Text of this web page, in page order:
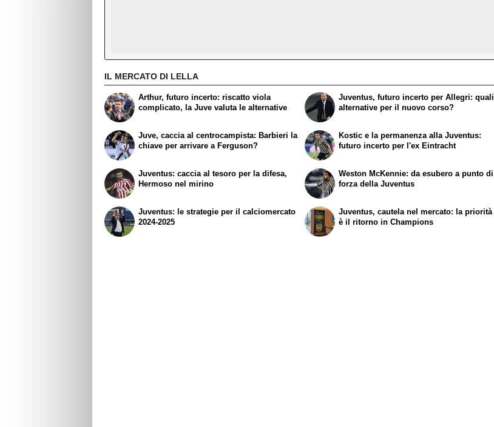
IL MERCATO DI LELLA
Arthur, futuro incerto: riscatto viola
complicato, la Juve valuta le alternative
Juve, caccia al centrocampista: Barbieri la
chiave per arrivare a Ferguson?
Juventus, futuro incerto per Allegri: quali
alternative per il nuovo corso?
Kostic e la permanenza alla Juventus:
futuro incerto per l'ex Eintracht
Juventus: caccia al tesoro per la difesa,
Hermoso nel mirino
Juventus: le strategie per il calciomercato
2024-2025
Weston McKennie: da esubero a punto di
forza della Juventus
Juventus, cautela nel mercato: la priorità
è il ritorno in Champions